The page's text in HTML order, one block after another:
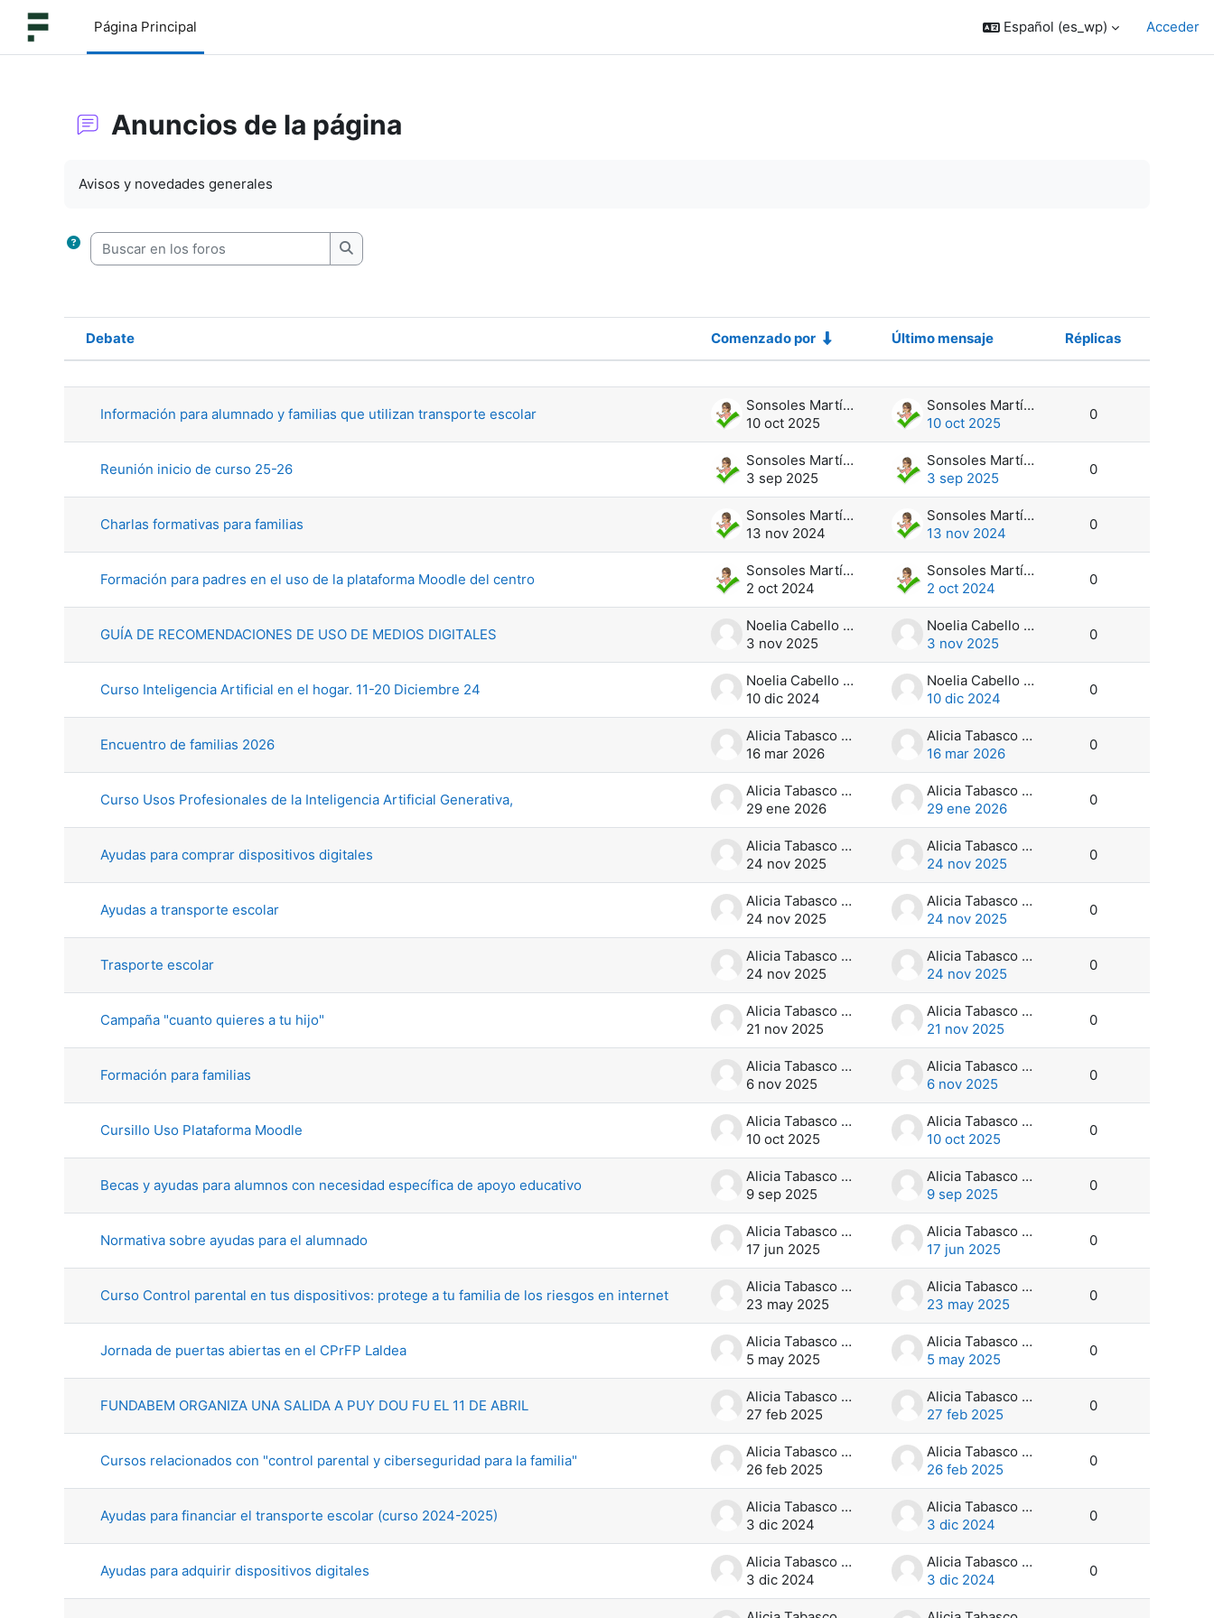
Salta al contenido principal
Página Principal
Español ‎(es_wp)‎ Acceder
Anuncios de la página
Avisos y novedades generales
Buscar en los foros
Buscar en los foros
Estado
Debate Comenzado por Último mensaje
Réplicas
Acciones
Información para alumnado y familias que utilizan transporte escolar
Sonsoles Martín Domínguez
10 oct 2025
Sonsoles Martín Domínguez
10 oct 2025
0
Reunión inicio de curso 25-26
Sonsoles Martín Domínguez
3 sep 2025
Sonsoles Martín Domínguez
3 sep 2025
0
Charlas formativas para familias
Sonsoles Martín Domínguez
13 nov 2024
Sonsoles Martín Domínguez
13 nov 2024
0
Formación para padres en el uso de la plataforma Moodle del centro
Sonsoles Martín Domínguez
2 oct 2024
Sonsoles Martín Domínguez
2 oct 2024
0
GUÍA DE RECOMENDACIONES DE USO DE MEDIOS DIGITALES
Noelia Cabello Leblic
3 nov 2025
Noelia Cabello Leblic
3 nov 2025
0
Curso Inteligencia Artificial en el hogar. 11-20 Diciembre 24
Noelia Cabello Leblic
10 dic 2024
Noelia Cabello Leblic
10 dic 2024
0
Encuentro de familias 2026
Alicia Tabasco Pérez
16 mar 2026
Alicia Tabasco Pérez
16 mar 2026
0
Curso Usos Profesionales de la Inteligencia Artificial Generativa,
Alicia Tabasco Pérez
29 ene 2026
Alicia Tabasco Pérez
29 ene 2026
0
Ayudas para comprar dispositivos digitales
Alicia Tabasco Pérez
24 nov 2025
Alicia Tabasco Pérez
24 nov 2025
0
Ayudas a transporte escolar
Alicia Tabasco Pérez
24 nov 2025
Alicia Tabasco Pérez
24 nov 2025
0
Trasporte escolar
Alicia Tabasco Pérez
24 nov 2025
Alicia Tabasco Pérez
24 nov 2025
0
Campaña "cuanto quieres a tu hijo"
Alicia Tabasco Pérez
21 nov 2025
Alicia Tabasco Pérez
21 nov 2025
0
Formación para familias
Alicia Tabasco Pérez
6 nov 2025
Alicia Tabasco Pérez
6 nov 2025
0
Cursillo Uso Plataforma Moodle
Alicia Tabasco Pérez
10 oct 2025
Alicia Tabasco Pérez
10 oct 2025
0
Becas y ayudas para alumnos con necesidad específica de apoyo educativo
Alicia Tabasco Pérez
9 sep 2025
Alicia Tabasco Pérez
9 sep 2025
0
Normativa sobre ayudas para el alumnado
Alicia Tabasco Pérez
17 jun 2025
Alicia Tabasco Pérez
17 jun 2025
0
Curso Control parental en tus dispositivos: protege a tu familia de los riesgos en internet
Alicia Tabasco Pérez
23 may 2025
Alicia Tabasco Pérez
23 may 2025
0
Jornada de puertas abiertas en el CPrFP Laldea
Alicia Tabasco Pérez
5 may 2025
Alicia Tabasco Pérez
5 may 2025
0
FUNDABEM ORGANIZA UNA SALIDA A PUY DOU FU EL 11 DE ABRIL
Alicia Tabasco Pérez
27 feb 2025
Alicia Tabasco Pérez
27 feb 2025
0
Cursos relacionados con "control parental y ciberseguridad para la familia"
Alicia Tabasco Pérez
26 feb 2025
Alicia Tabasco Pérez
26 feb 2025
0
Ayudas para financiar el transporte escolar (curso 2024-2025)
Alicia Tabasco Pérez
3 dic 2024
Alicia Tabasco Pérez
3 dic 2024
0
Ayudas para adquirir dispositivos digitales
Alicia Tabasco Pérez
3 dic 2024
Alicia Tabasco Pérez
3 dic 2024
0